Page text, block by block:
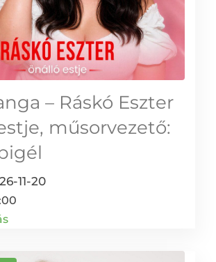
– Ráskó Eszter
műsorvezető:
11-20